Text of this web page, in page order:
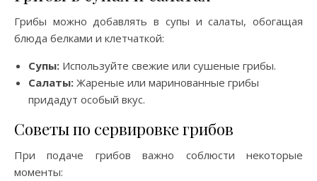
Грибы можно добавлять в супы и салаты, обогащая
блюда белками и клетчаткой:
Супы: Используйте свежие или сушеные грибы.
Салаты: Жареные или маринованные грибы
придадут особый вкус.
Советы по сервировке грибов
При подаче грибов важно соблюсти некоторые
моменты: